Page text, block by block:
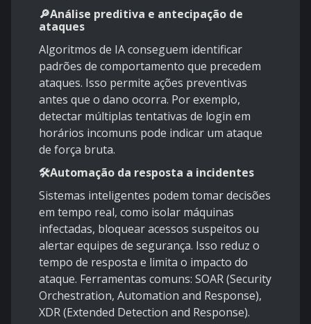
🔎Análise preditiva e antecipação de
ataques
Algoritmos de IA conseguem identificar
padrões de comportamento que precedem
ataques. Isso permite ações preventivas
antes que o dano ocorra. Por exemplo,
detectar múltiplas tentativas de login em
horários incomuns pode indicar um ataque
de força bruta.
🛠️Automação da resposta a incidentes
Sistemas inteligentes podem tomar decisões
em tempo real, como isolar máquinas
infectadas, bloquear acessos suspeitos ou
alertar equipes de segurança. Isso reduz o
tempo de resposta e limita o impacto do
ataque. Ferramentas comuns: SOAR (Security
Orchestration, Automation and Response),
XDR (Extended Detection and Response).